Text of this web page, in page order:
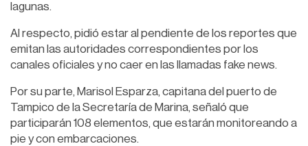
lagunas.
Al respecto, pidió estar al pendiente de los reportes que
emitan las autoridades correspondientes por los
canales oficiales y no caer en las llamadas fake news.
Por su parte, Marisol Esparza, capitana del puerto de
Tampico de la Secretaría de Marina, señaló que
participarán 108 elementos, que estarán monitoreando a
pie y con embarcaciones.